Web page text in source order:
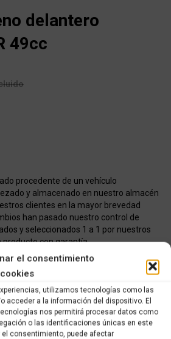
el consentimiento
utilizamos tecnologías como las
acceder a la información del dispositivo. El
nos permitirá procesar datos como
o las identificaciones únicas en este
consentimiento, puede afectar
delantero
49cc
procedente de un vehículo
y almacenado en nuestro almacén
clientes en la mayor brevedad
han pasado nuestro control de
y seleccionados 1 a 1 por nuestros
producto con garantía.
Honda, HONDA X8R 49cc